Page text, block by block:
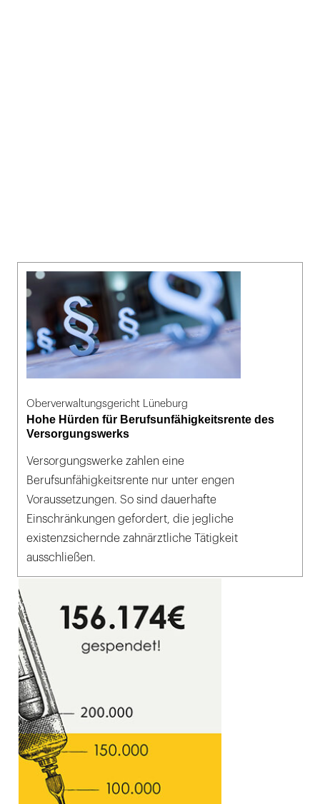
Oberverwaltungsgericht Lüneburg
Hohe Hürden für Berufsunfähigkeitsrente des
Versorgungswerks
Versorgungswerke zahlen eine
Berufsunfähigkeitsrente nur unter engen
Voraussetzungen. So sind dauerhafte
Einschränkungen gefordert, die jegliche
existenzsichernde zahnärztliche Tätigkeit
ausschließen.